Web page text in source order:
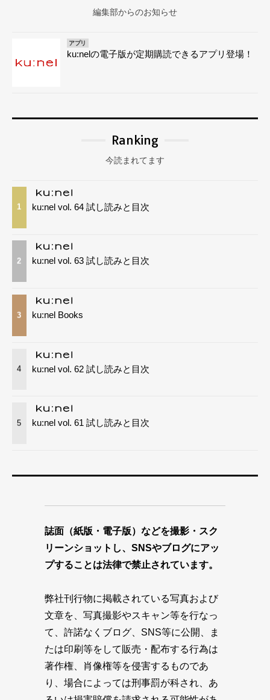
編集部からのお知らせ
アプリ
ku:nelの電子版が定期購読できるアプリ登場！
Ranking
今読まれてます
1 ku:nel vol. 64 試し読みと目次
2 ku:nel vol. 63 試し読みと目次
3 ku:nel Books
4 ku:nel vol. 62 試し読みと目次
5 ku:nel vol. 61 試し読みと目次
誌面（紙版・電子版）などを撮影・スク
リーンショットし、SNSやブログにアッ
プすることは法律で禁止されています。
弊社刊行物に掲載されている写真および
文章を、写真撮影やスキャン等を行なっ
て、許諾なくブログ、SNS等に公開、ま
たは印刷等をして販売・配布する行為は
著作権、肖像権等を侵害するものであ
り、場合によっては刑事罰が科され、あ